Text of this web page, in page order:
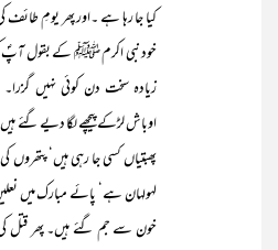
کیا جا رہا ہے ۔اور پھر یومِ طائف کی
خود نبی اکرم ﷺ کے بقول آپؐ
زیادہ سخت دن کوئی نہیں
اوباش لڑکے پیچھے لگا دیے گئے ہیں‘
پھبتیاں کسی جا رہی ہیں‘
لہولہان ہے‘ پائے مبارک میں
خون سے جم گئے ہیں۔ پھر قتل